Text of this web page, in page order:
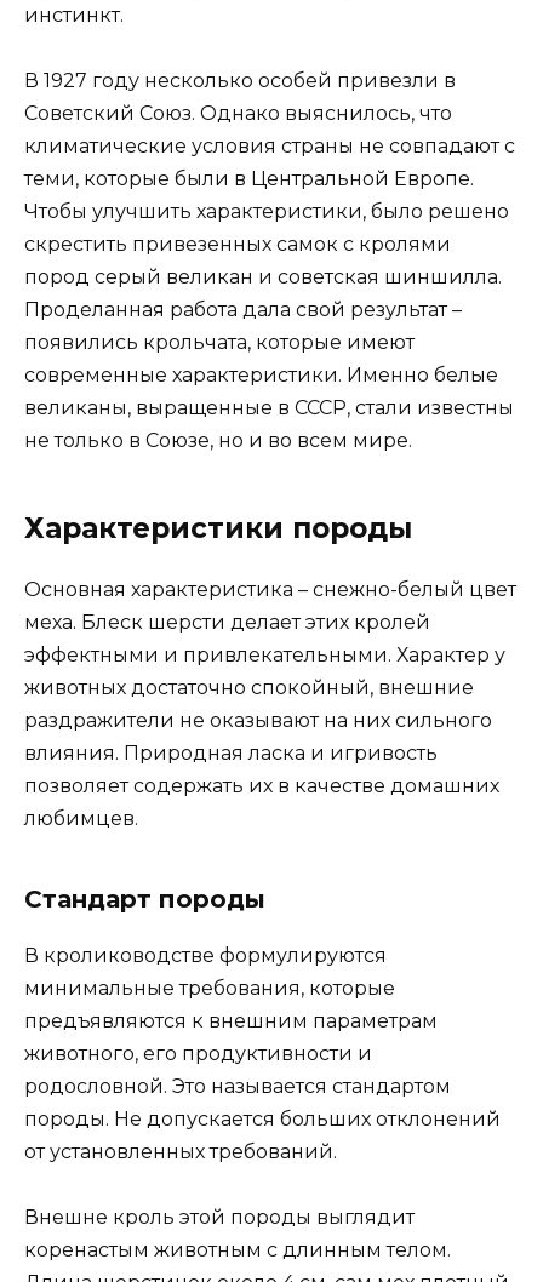
инстинкт.
В 1927 году несколько особей привезли в
Советский Союз. Однако выяснилось, что
климатические условия страны не совпадают с
теми, которые были в Центральной Европе.
Чтобы улучшить характеристики, было решено
скрестить привезенных самок с кролями
пород серый великан и советская шиншилла.
Проделанная работа дала свой результат –
появились крольчата, которые имеют
современные характеристики. Именно белые
великаны, выращенные в СССР, стали известны
не только в Союзе, но и во всем мире.
Характеристики породы
Основная характеристика – снежно-белый цвет
меха. Блеск шерсти делает этих кролей
эффектными и привлекательными. Характер у
животных достаточно спокойный, внешние
раздражители не оказывают на них сильного
влияния. Природная ласка и игривость
позволяет содержать их в качестве домашних
любимцев.
Стандарт породы
В кролиководстве формулируются
минимальные требования, которые
предъявляются к внешним параметрам
животного, его продуктивности и
родословной. Это называется стандартом
породы. Не допускается больших отклонений
от установленных требований.
Внешне кроль этой породы выглядит
коренастым животным с длинным телом.